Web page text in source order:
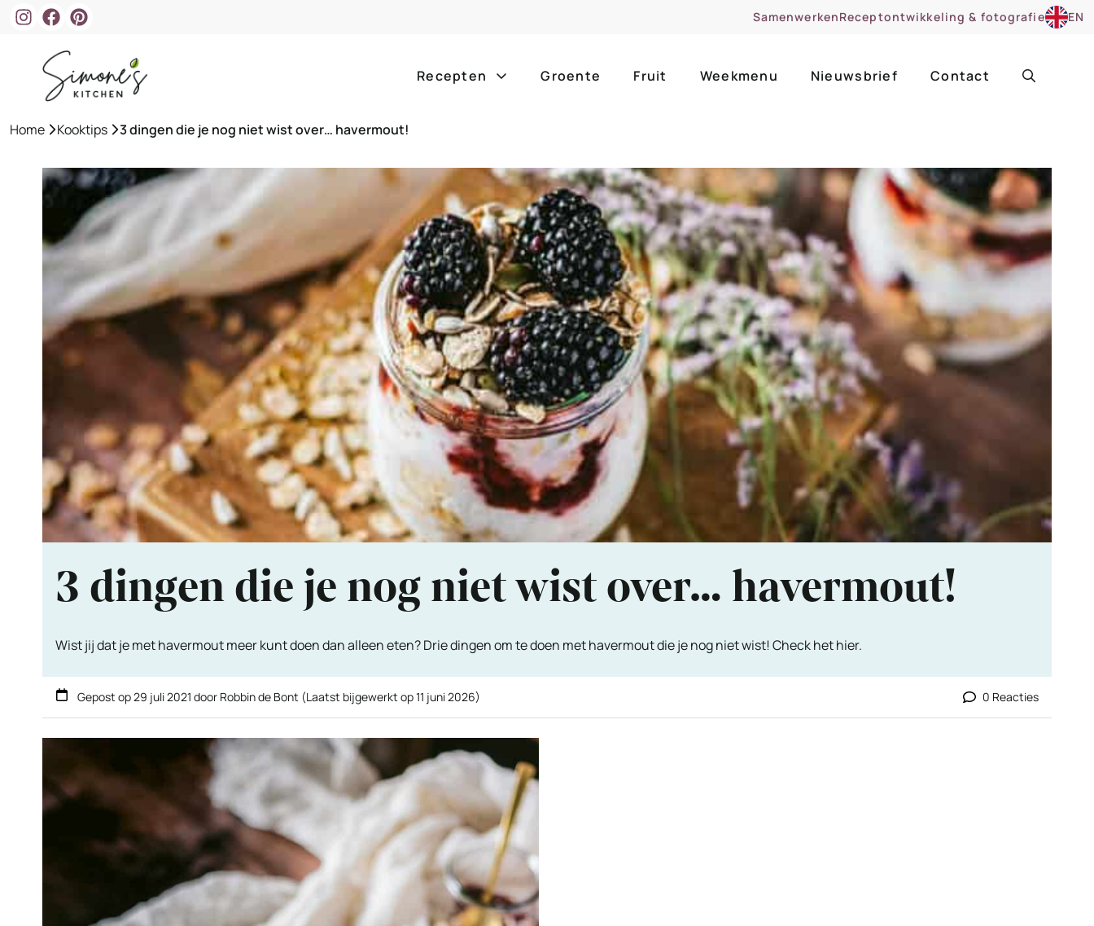
SamenwerkenReceptontwikkeling & fotografie EN
Recepten
ontbijt bijgerechten
lunch hoofdgerechten
borrelhapjes desserts
voorgerechten drankjes
alle groentes
alle fruitsoorten
zomer zoet
barbecue
eenpansgerecht
slow cooker
Groente Fruit Weekmenu Nieuwsbrief Contact
Home »Kooktips »3 dingen die je nog niet wist over… havermout!
3 dingen die je nog niet wist over… havermout!
Wist jij dat je met havermout meer kunt doen dan alleen eten? Drie dingen om te doen met havermout die je nog niet wist! Check het hier.
Gepost op29 juli 2021 door Robbin de Bont (Laatst bijgewerkt op11 juni 2026) 0 Reacties